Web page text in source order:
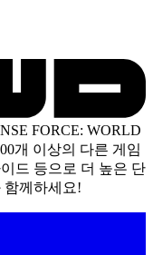
FORCE: WORLD
개 이상의 다른 게임
드 등으로 더 높은 단
함께하세요!